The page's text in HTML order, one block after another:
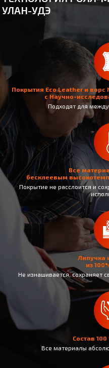
УЛАН-УДЭ
Покрытия Eco Leather и ворс
с Научно-
Подходят для
Все
бесклеевым
Покрытие не раcслоится и
Липучка
из
Не изнашивается, сохраняет
Состав
Все материалы